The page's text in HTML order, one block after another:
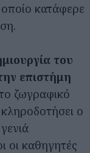
κατάφερε
του
επιστήμη
ζωγραφικό
ο
οι καθηγητές